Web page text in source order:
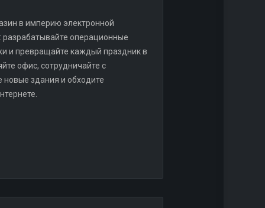
в империю электронной
разрабатывайте операционные
и превращайте каждый праздник в
офис, сотрудничайте с
новые здания и обходите